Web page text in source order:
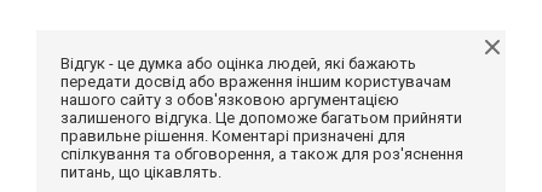
Відгук - це думка або оцінка людей, які бажають
передати досвід або враження іншим користувачам
нашого сайту з обов'язковою аргументацією
залишеного відгука. Це допоможе багатьом прийняти
правильне рішення. Коментарі призначені для
спілкування та обговорення, а також для роз'яснення
питань, що цікавлять.